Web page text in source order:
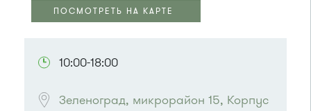
ПОСМОТРЕТЬ НА КАРТЕ
10:00-18:00
Зеленоград, микрорайон 15, Корпус